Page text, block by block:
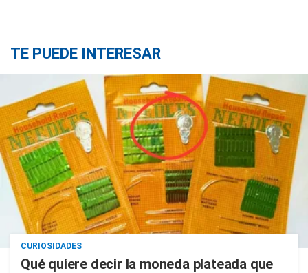
TE PUEDE INTERESAR
CURIOSIDADES
Qué quiere decir la moneda plateada que